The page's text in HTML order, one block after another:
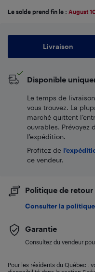
Le solde prend fin le : August
Livraison
Disponible
Le temps de
vous trouvez. La
marché quittent
ouvrables. Prévoyez
l’expédition.
Profitez de
ce vendeur.
Politique de
Consulter la
Garantie
Consultez du vendeur
Pour les résidents du Québec :